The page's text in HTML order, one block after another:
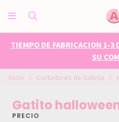
TIEMPO DE FABRICACION 1-3
SU
Inicio Cortadores de Galleta
Gatito
PRECIO